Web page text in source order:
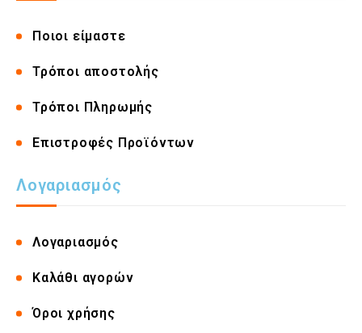
Ποιοι είμαστε
Τρόποι αποστολής
Τρόποι Πληρωμής
Επιστροφές Προϊόντων
Λογαριασμός
Λογαριασμός
Καλάθι αγορών
Όροι χρήσης